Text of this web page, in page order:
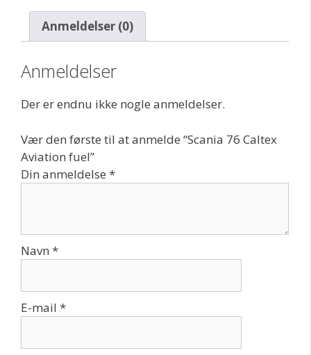
Anmeldelser (0)
Anmeldelser
Der er endnu ikke nogle anmeldelser.
Vær den første til at anmelde “Scania 76 Caltex
Aviation fuel”
Din anmeldelse *
Navn *
E-mail *